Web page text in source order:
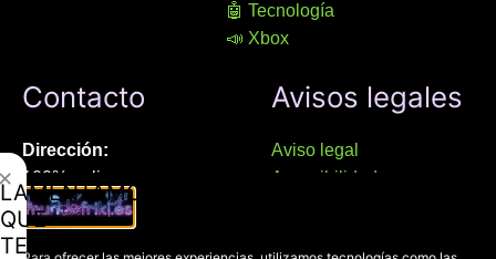
🤖 Tecnología
📣 Xbox
Contacto
Dirección:
100% online
Manresa (08241), Barcelona
Avisos legales
Aviso legal
Accesibilidad
LAMENTAMOS
QUE
TE